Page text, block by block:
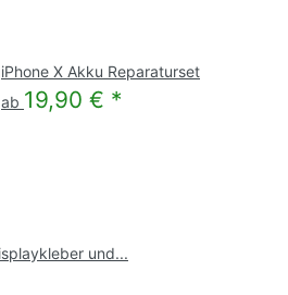
iPhone X Akku Reparaturset
ab 19,90 € *